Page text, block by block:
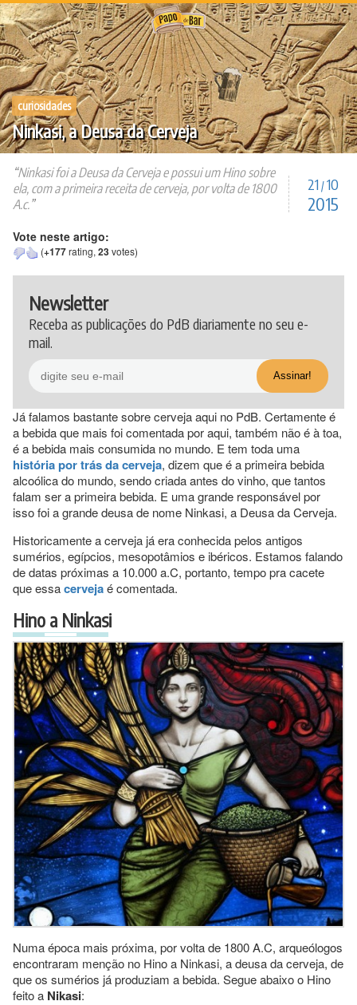
Ir
para
o
conteúdo
curiosidades
Ninkasi, a Deusa da Cerveja
21 /10
2015
Ninkasi foi a Deusa da Cerveja e possui um Hino sobre
ela, com a primeira receita de cerveja, por volta de 1800
A.c.
Vote neste artigo:
(+177rating, 23votes)
Newsletter
Receba as publicações do PdB diariamente no seu e-
mail.
Já falamos bastante sobre cerveja aqui no PdB. Certamente é
a bebida que mais foi comentada por aqui, também não é à toa,
é a bebida mais consumida no mundo. E tem toda uma
história por trás da cerveja, dizem que é a primeira bebida
alcoólica do mundo, sendo criada antes do vinho, que tantos
falam ser a primeira bebida. E uma grande responsável por
isso foi a grande deusa de nome Ninkasi, a Deusa da Cerveja.
Historicamente a cerveja já era conhecida pelos antigos
sumérios, egípcios, mesopotâmios e ibéricos. Estamos falando
de datas próximas a 10.000 a.C, portanto, tempo pra cacete
que essacervejaé comentada.
Hino a Ninkasi
Numa época mais próxima, por volta de 1800 A.C, arqueólogos
encontraram menção no Hino a Ninkasi, a deusa da cerveja, de
que os sumérios já produziam a bebida. Segue abaixo o Hino
feito a Nikasi: